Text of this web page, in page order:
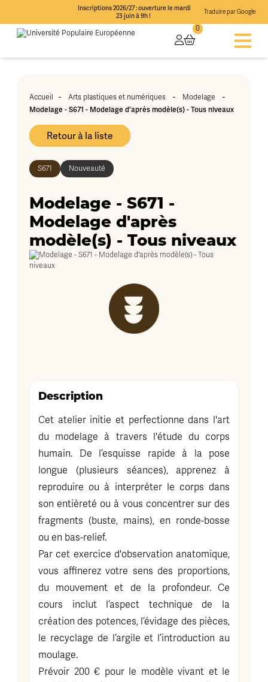
Inscriptions 2026/27 : ouverture le mardi
23 juin à 9h !
Traduire par Google
0
Accueil - Arts plastiques et numériques - Modelage
-
Modelage - S671 - Modelage d'après modèle(s) - Tous niveaux
Retour à la liste
S671 Nouveauté
Modelage - S671 -
Modelage d'après
modèle(s) - Tous niveaux
Description
Cet atelier initie et perfectionne dans l'art
du modelage à travers l'étude du corps
humain. De l’esquisse rapide à la pose
longue (plusieurs séances), apprenez à
reproduire ou à interpréter le corps dans
son entièreté ou à vous concentrer sur des
fragments (buste, mains), en ronde-bosse
ou en bas-relief.
Par cet exercice d'observation anatomique,
vous affinerez votre sens des proportions,
du mouvement et de la profondeur. Ce
cours inclut l’aspect technique de la
création des potences, l’évidage des pièces,
le recyclage de l’argile et l’introduction au
moulage.
Prévoir 200 € pour le modèle vivant et le